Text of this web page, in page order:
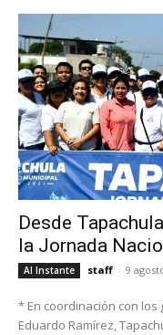
Desde
la Jornada
Al Instante staff - 9
* En coordinación con
Eduardo Ramírez,